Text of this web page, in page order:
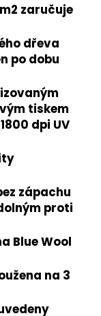
zaručuje
dřeva
po dobu
tiskem
dpi UV
zápachu
proti
Blue Wool
na 3